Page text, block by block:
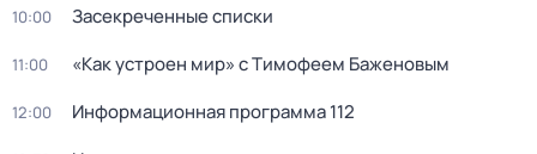
10:00 Зacекрeченные cписки
11:00 «Как устроен мир» с Тимофеем Баженовым
12:00 Информационная программа 112